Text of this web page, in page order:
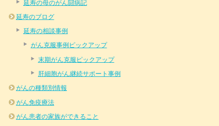
延寿の母のがん闘病記
延寿のブログ
延寿の相談事例
がん克服事例ピックアップ
末期がん克服ピックアップ
肝細胞がん継続サポート事例
がんの種類別情報
がん免疫療法
がん患者の家族ができること